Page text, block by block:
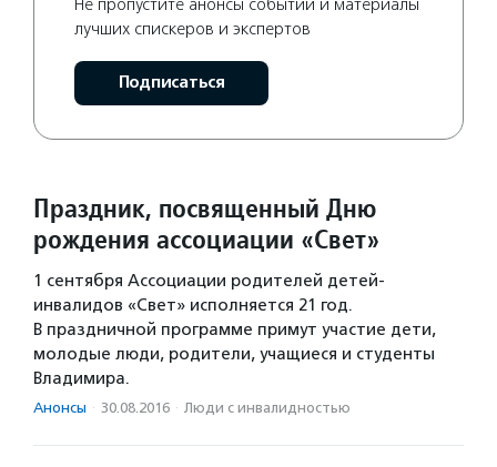
лучших спискеров и экспертов
Подписаться
Праздник, посвященный Дню
рождения ассоциации «Свет»
1 сентября Ассоциации родителей детей-
инвалидов «Свет» исполняется 21 год.
В праздничной программе примут участие дети,
молодые люди, родители, учащиеся и студенты
Владимира.
Анонсы · 30.08.2016 · Люди с инвалидностью